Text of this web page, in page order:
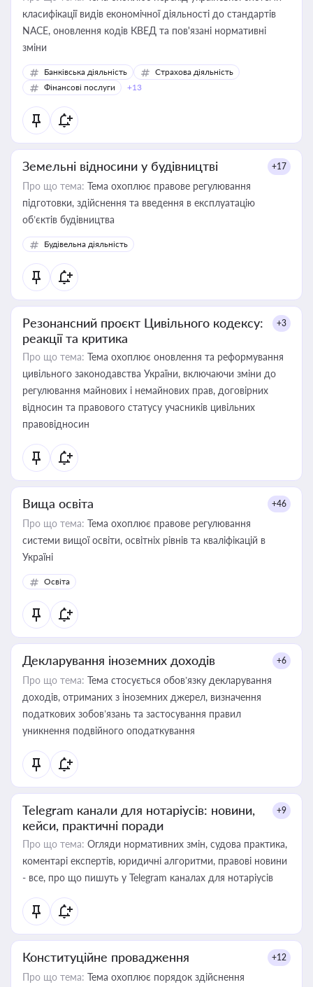
класифікації видів економічної діяльності до стандартів
NACE, оновлення кодів КВЕД та пов'язані нормативні
зміни
Банківська діяльність
Страхова діяльність
Фінансові послуги
+13
Земельні відносини у будівництві +17
Про що тема: Тема охоплює правове регулювання
підготовки, здійснення та введення в експлуатацію
об’єктів будівництва
Будівельна діяльність
Резонансний проєкт Цивільного кодексу:
реакції та критика
+3
Про що тема: Тема охоплює оновлення та реформування
цивільного законодавства України, включаючи зміни до
регулювання майнових і немайнових прав, договірних
відносин та правового статусу учасників цивільних
правовідносин
Вища освіта +46
Про що тема: Тема охоплює правове регулювання
системи вищої освіти, освітніх рівнів та кваліфікацій в
Україні
Освіта
Декларування іноземних доходів +6
Про що тема: Тема стосується обов’язку декларування
доходів, отриманих з іноземних джерел, визначення
податкових зобов’язань та застосування правил
уникнення подвійного оподаткування
Telegram канали для нотаріусів: новини,
кейси, практичні поради
+9
Про що тема: Огляди нормативних змін, судова практика,
коментарі експертів, юридичні алгоритми, правові новини
- все, про що пишуть у Telegram каналах для нотаріусів
Конституційне провадження +12
Про що тема: Тема охоплює порядок здійснення